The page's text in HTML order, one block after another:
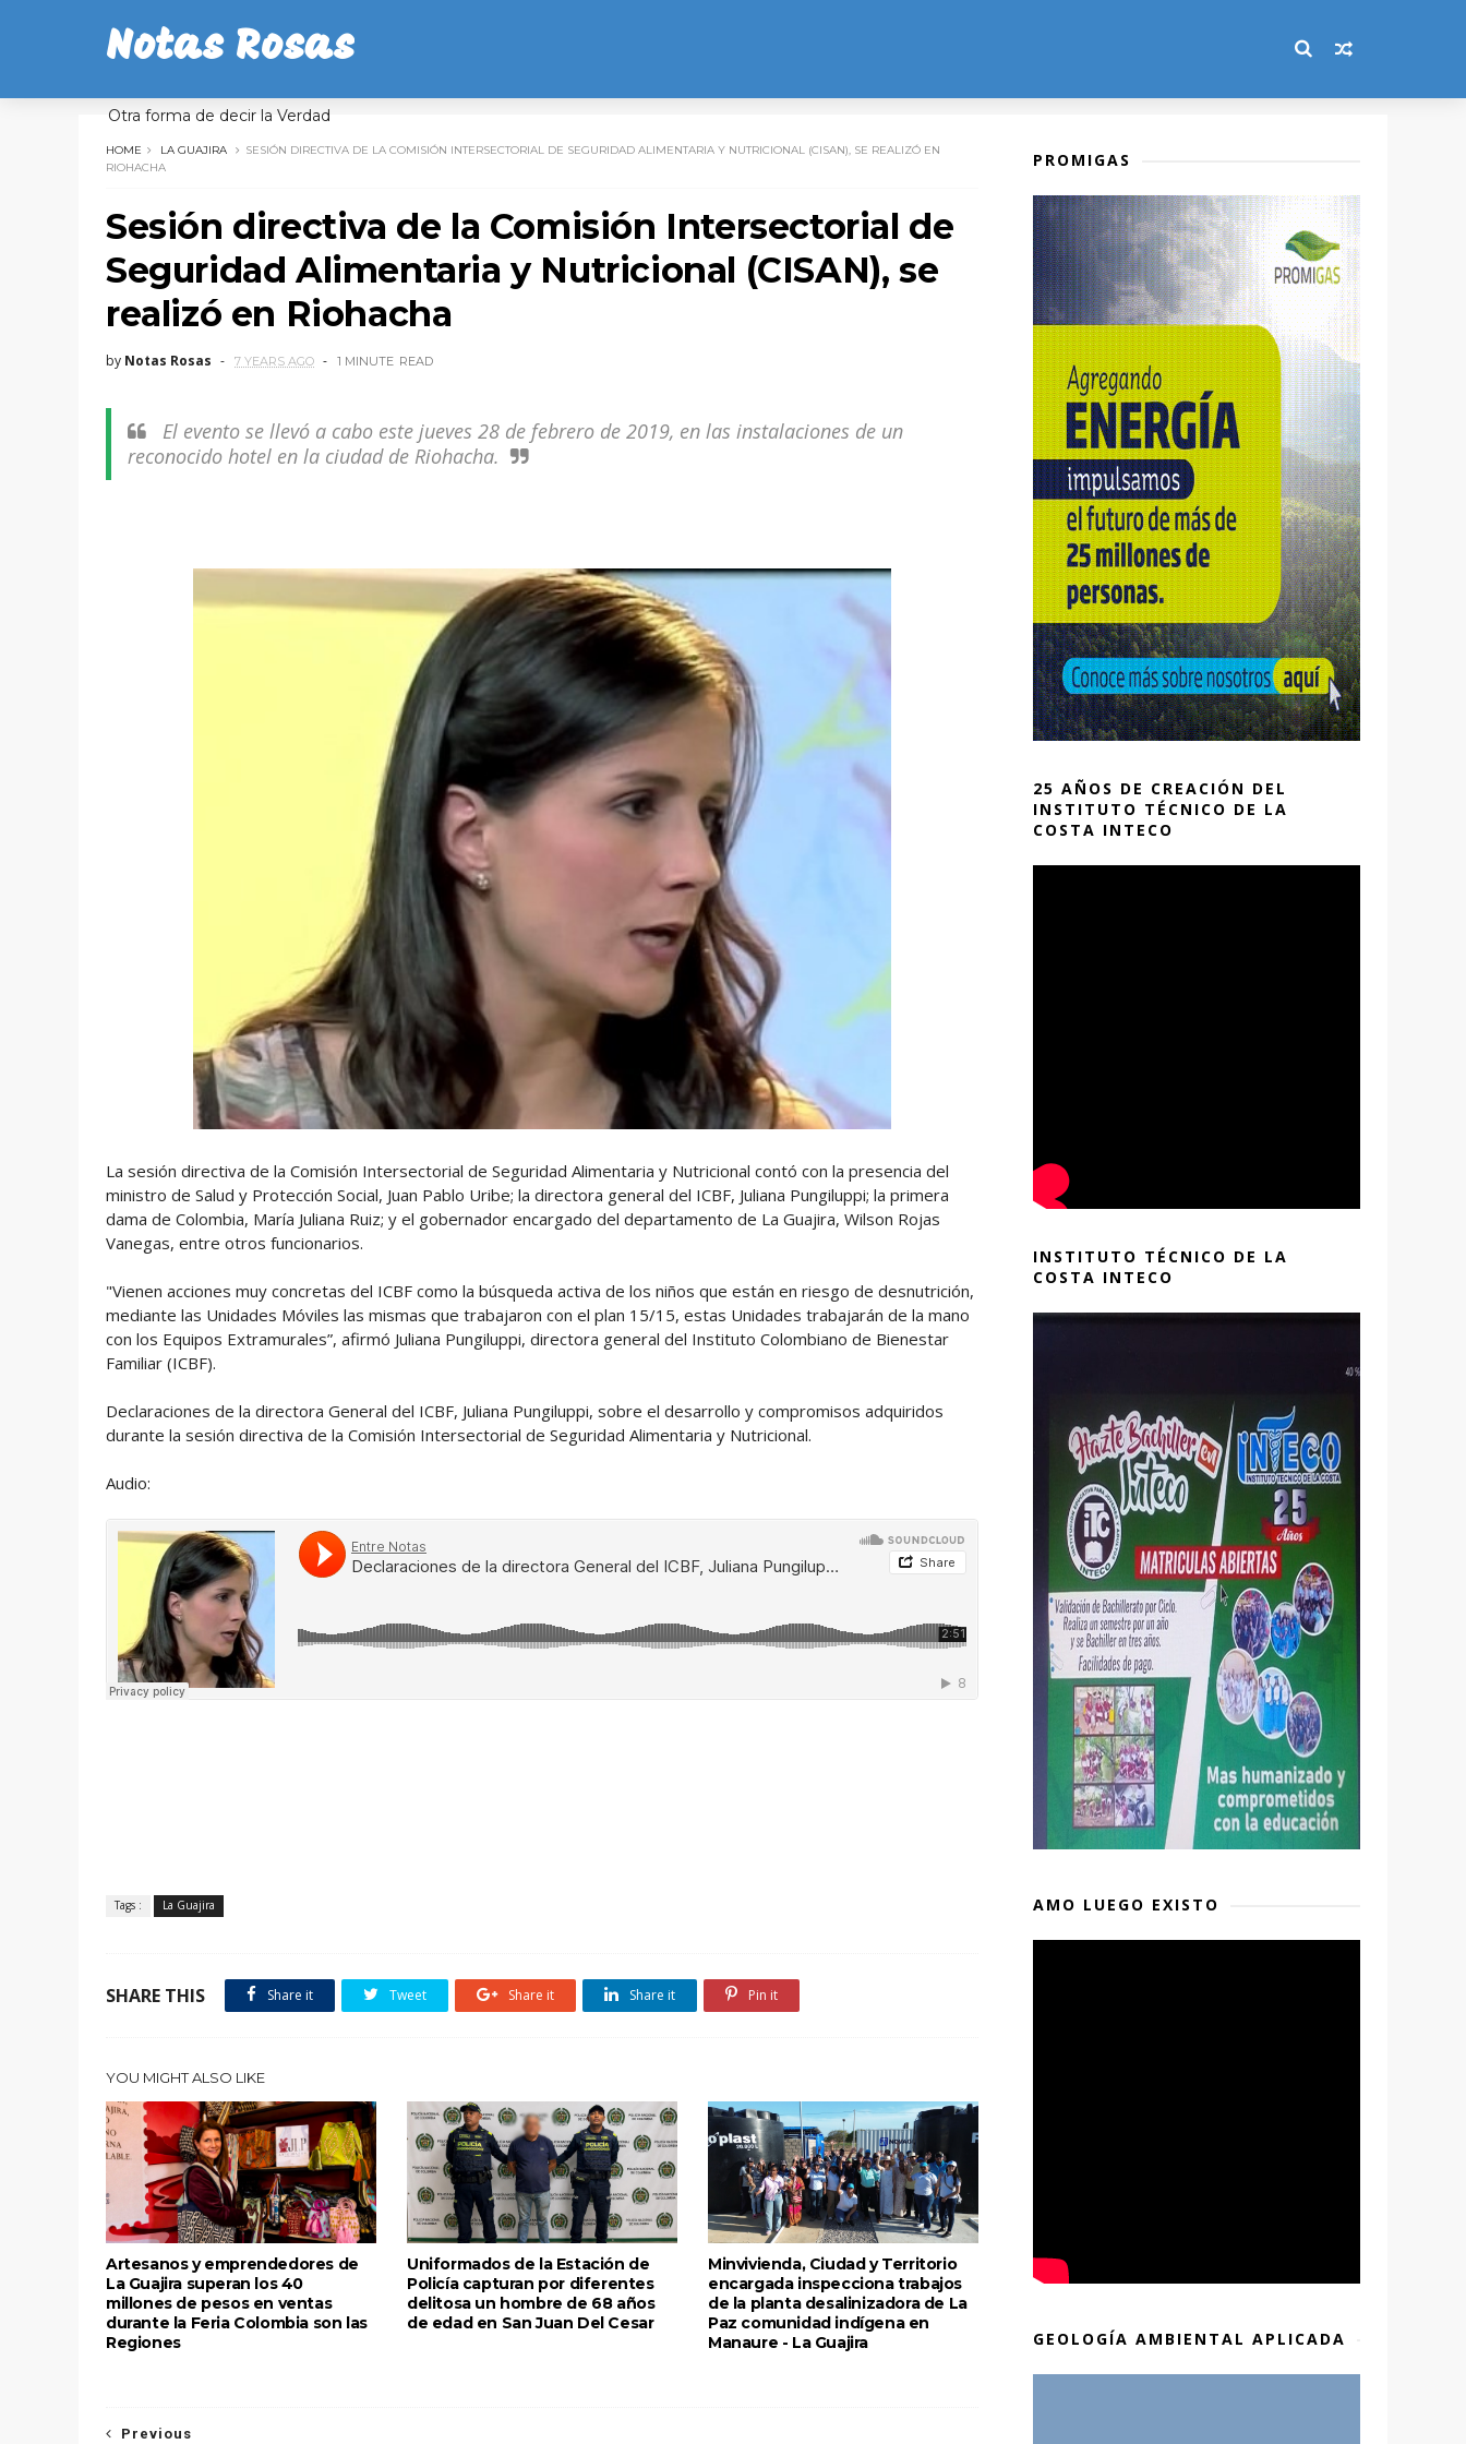
Notas Rosas
Otra forma de decir la Verdad
HOME LA GUAJIRA
SESIÓN DIRECTIVA DE LA COMISIÓN INTERSECTORIAL DE SEGURIDAD ALIMENTARIA Y NUTRICIONAL (CISAN), SE REALIZÓ EN
RIOHACHA
Sesión directiva de la Comisión Intersectorial de
Seguridad Alimentaria y Nutricional (CISAN), se
realizó en Riohacha
by Notas Rosas 7 YEARS AGO 1 MINUTE READ
El evento se llevó a cabo este jueves 28 de febrero de 2019, en las instalaciones de un
reconocido hotel en la ciudad de Riohacha.
La sesión directiva de la Comisión Intersectorial de Seguridad Alimentaria y Nutricional contó con la presencia del
ministro de Salud y Protección Social, Juan Pablo Uribe; la directora general del ICBF, Juliana Pungiluppi; la primera
dama de Colombia, María Juliana Ruiz; y el gobernador encargado del departamento de La Guajira, Wilson Rojas
Vanegas, entre otros funcionarios.
"Vienen acciones muy concretas del ICBF como la búsqueda activa de los niños que están en riesgo de desnutrición,
mediante las Unidades Móviles las mismas que trabajaron con el plan 15/15, estas Unidades trabajarán de la mano
con los Equipos Extramurales”, afirmó Juliana Pungiluppi, directora general del Instituto Colombiano de Bienestar
Familiar (ICBF).
Declaraciones de la directora General del ICBF, Juliana Pungiluppi, sobre el desarrollo y compromisos adquiridos
durante la sesión directiva de la Comisión Intersectorial de Seguridad Alimentaria y Nutricional.
Audio:
Tags : La Guajira
SHARE THIS Share it Tweet Share it Share it Pin it
YOU MIGHT ALSO LIKE
Artesanos y emprendedores de
La Guajira superan los 40
millones de pesos en ventas
durante la Feria Colombia son las
Regiones
Uniformados de la Estación de
Policía capturan por diferentes
delitosa un hombre de 68 años
de edad en San Juan Del Cesar
Minvivienda, Ciudad y Territorio
encargada inspecciona trabajos
de la planta desalinizadora de La
Paz comunidad indígena en
Manaure - La Guajira
Previous
PROMIGAS
25 AÑOS DE CREACIÓN DEL
INSTITUTO TÉCNICO DE LA
COSTA INTECO
INSTITUTO TÉCNICO DE LA
COSTA INTECO
AMO LUEGO EXISTO
GEOLOGÍA AMBIENTAL APLICADA